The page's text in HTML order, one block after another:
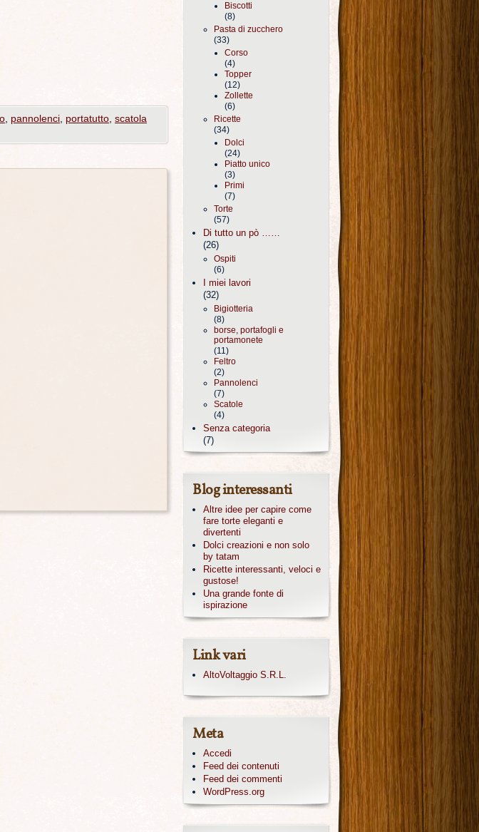
pannolenci portatutto scatola
Biscotti
(8)
Pasta di zucchero
(33)
Corso
(4)
Topper
(12)
Zollette
(6)
Ricette
(34)
Dolci
(24)
Piatto unico
(3)
Primi
(7)
Torte
(57)
Di tutto un pò ……
(26)
Ospiti
(6)
I miei lavori
(32)
Bigiotteria
(8)
borse, portafogli e
portamonete
(11)
Feltro
(2)
Pannolenci
(7)
Scatole
(4)
Senza categoria
(7)
Blog interessanti
Altre idee per capire come
fare torte eleganti e
divertenti
Dolci creazioni e non solo
by tatam
Ricette interessanti, veloci e
gustose!
Una grande fonte di
ispirazione
Link vari
AltoVoltaggio S.R.L.
Meta
Accedi
Feed dei contenuti
Feed dei commenti
WordPress.org